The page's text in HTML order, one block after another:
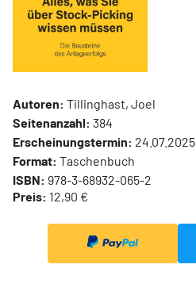
Autoren: Tillinghast, Joel
Seitenanzahl: 384
Erscheinungstermin: 24.07.2025
Format: Taschenbuch
ISBN: 978-3-68932-065-2
Preis: 12,90 €